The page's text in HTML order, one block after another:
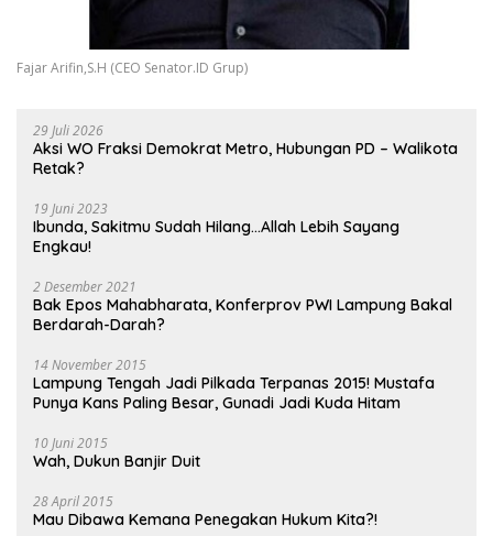
Fajar Arifin,S.H (CEO Senator.ID Grup)
29 Juli 2026
Aksi WO Fraksi Demokrat Metro, Hubungan PD – Walikota
Retak?
19 Juni 2023
Ibunda, Sakitmu Sudah Hilang…Allah Lebih Sayang
Engkau!
2 Desember 2021
Bak Epos Mahabharata, Konferprov PWI Lampung Bakal
Berdarah-Darah?
14 November 2015
Lampung Tengah Jadi Pilkada Terpanas 2015! Mustafa
Punya Kans Paling Besar, Gunadi Jadi Kuda Hitam
10 Juni 2015
Wah, Dukun Banjir Duit
28 April 2015
Mau Dibawa Kemana Penegakan Hukum Kita?!